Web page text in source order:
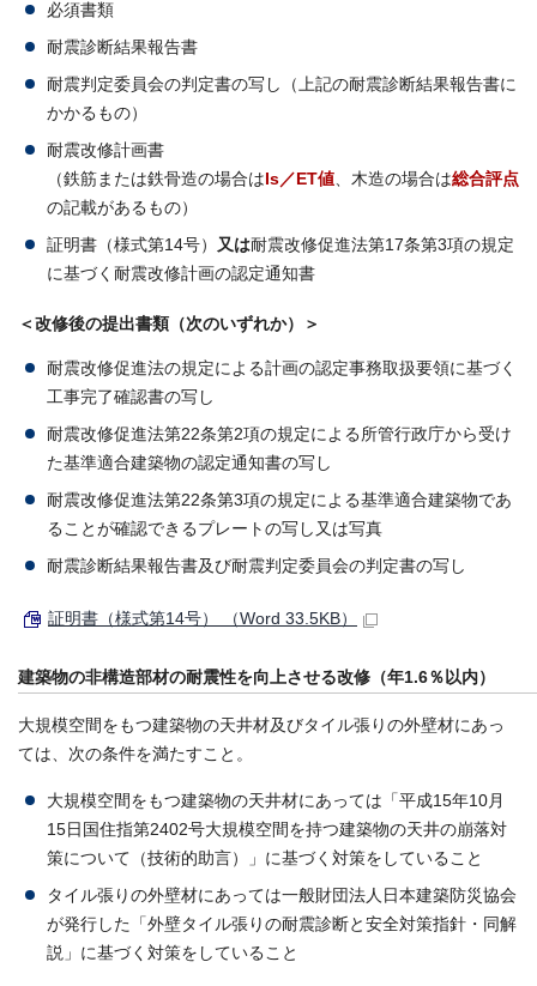
必須書類
耐震診断結果報告書
耐震判定委員会の判定書の写し（上記の耐震診断結果報告書に
かかるもの）
耐震改修計画書
（鉄筋または鉄骨造の場合は Is／ET値、木造の場合は総合評点
の記載があるもの）
証明書（様式第14号） 又は耐震改修促進法第17条第3項の規定
に基づく耐震改修計画の認定通知書
＜改修後の提出書類（次のいずれか）＞
耐震改修促進法の規定による計画の認定事務取扱要領に基づく
工事完了確認書の写し
耐震改修促進法第22条第2項の規定による所管行政庁から受け
た基準適合建築物の認定通知書の写し
耐震改修促進法第22条第3項の規定による基準適合建築物であ
ることが確認できるプレートの写し又は写真
耐震診断結果報告書及び耐震判定委員会の判定書の写し
証明書（様式第14号） （Word 33.5KB）
建築物の非構造部材の耐震性を向上させる改修（年1.6％以内）
大規模空間をもつ建築物の天井材及びタイル張りの外壁材にあっ
ては、次の条件を満たすこと。
大規模空間をもつ建築物の天井材にあっては「平成15年10月
15日国住指第2402号大規模空間を持つ建築物の天井の崩落対
策について（技術的助言）」に基づく対策をしていること
タイル張りの外壁材にあっては一般財団法人日本建築防災協会
が発行した「外壁タイル張りの耐震診断と安全対策指針・同解
説」に基づく対策をしていること